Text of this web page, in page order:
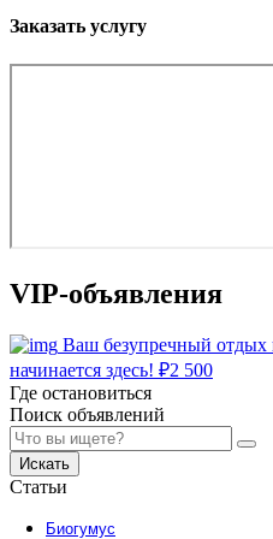
Заказать услугу
VIP-объявления
Ваш безупречный отдых
начинается здесь! ₽2 500
Где остановиться
Поиск объявлений
Искать
Статьи
Биогумус